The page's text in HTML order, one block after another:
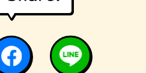
ホテル